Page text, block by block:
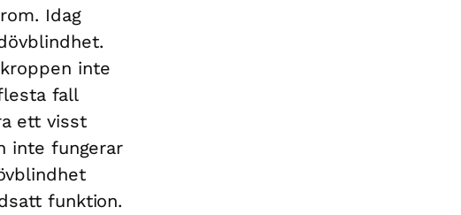
Idag
inte
fall
ett visst
inte fungerar
funktion.